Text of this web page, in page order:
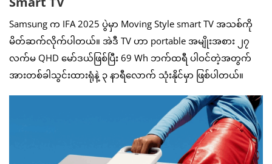
Samsung က IFA 2025 ပွဲမှာ Moving Style smart TV အသစ်ကို
မိတ်ဆက်လိုက်ပါတယ်။ အဲဒီ TV ဟာ portable အမျိုးအစား ၂၇
လက်မ QHD မော်ဒယ်ဖြစ်ပြီး 69 Wh ဘက်ထရီ ပါဝင်တဲ့အတွက်
အားတစ်ခါသွင်းထားရုံနဲ့ ၃ နာရီလောက် သုံးနိုင်မှာ ဖြစ်ပါတယ်။